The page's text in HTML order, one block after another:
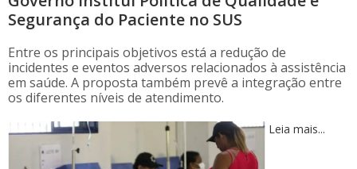
Segurança do Paciente no SUS
Entre os principais objetivos está a redução de
incidentes e eventos adversos relacionados à assistência
em saúde. A proposta também prevê a integração entre
os diferentes níveis de atendimento.
Leia mais...